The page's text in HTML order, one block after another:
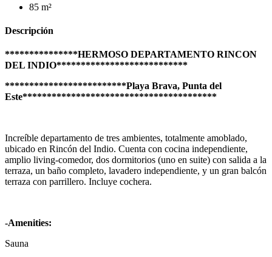
85 m²
Descripción
***************HERMOSO DEPARTAMENTO RINCON
DEL INDIO***************************
*************************Playa Brava, Punta del
Este****************************************
Increíble departamento de tres ambientes, totalmente amoblado,
ubicado en Rincón del Indio. Cuenta con cocina independiente,
amplio living-comedor, dos dormitorios (uno en suite) con salida a la
terraza, un baño completo, lavadero independiente, y un gran balcón
terraza con parrillero. Incluye cochera.
-Amenities:
Sauna